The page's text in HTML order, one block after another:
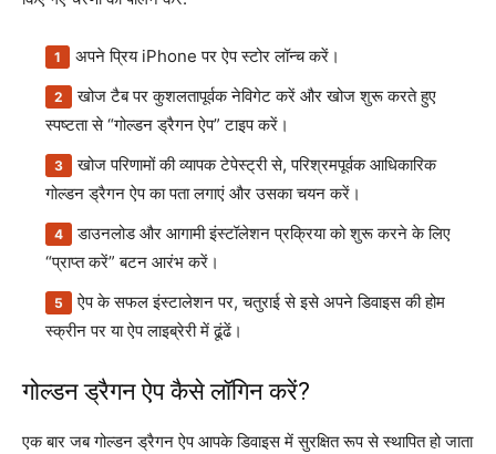
अपने प्रिय iPhone पर ऐप स्टोर लॉन्च करें।
खोज टैब पर कुशलतापूर्वक नेविगेट करें और खोज शुरू करते हुए
स्पष्टता से “गोल्डन ड्रैगन ऐप” टाइप करें।
खोज परिणामों की व्यापक टेपेस्ट्री से, परिश्रमपूर्वक आधिकारिक
गोल्डन ड्रैगन ऐप का पता लगाएं और उसका चयन करें।
डाउनलोड और आगामी इंस्टॉलेशन प्रक्रिया को शुरू करने के लिए
“प्राप्त करें” बटन आरंभ करें।
ऐप के सफल इंस्टालेशन पर, चतुराई से इसे अपने डिवाइस की होम
स्क्रीन पर या ऐप लाइब्रेरी में ढूंढें।
गोल्डन ड्रैगन ऐप कैसे लॉगिन करें?
एक बार जब गोल्डन ड्रैगन ऐप आपके डिवाइस में सुरक्षित रूप से स्थापित हो जाता